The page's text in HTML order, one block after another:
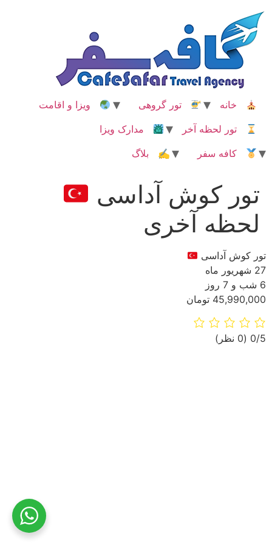
محتوا
خانه تور گروهی
ویزا و اقامت
تور لحظه آخر
مدارک ویزا
کافه سفر
✍ بلاگ
تور کوش آداسی
لحظه آخری
تور کوش آداسی
27 شهریور ماه
6 شب و 7 روز
45,990,000 تومان
‫0/5 ‫(0 نظر)